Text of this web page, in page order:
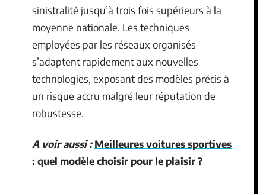
sinistralité jusqu’à trois fois supérieurs à la
moyenne nationale. Les techniques
employées par les réseaux organisés
s’adaptent rapidement aux nouvelles
technologies, exposant des modèles précis à
un risque accru malgré leur réputation de
robustesse.
A voir aussi : Meilleures voitures sportives
: quel modèle choisir pour le plaisir ?